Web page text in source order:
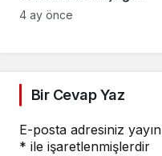
Stantta Su Tasarrufu
4 ay önce
Bir Cevap Yaz
E-posta adresiniz
* ile işaretlenmişlerdir